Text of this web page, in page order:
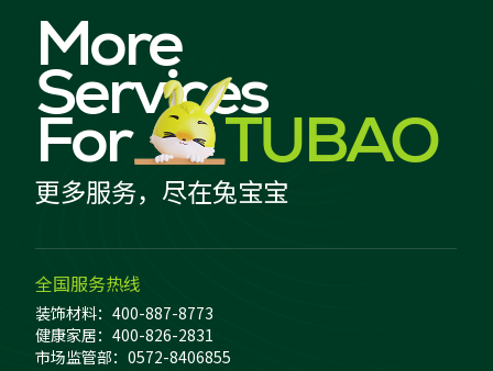
更多服务，尽在兔宝宝
More
Services
For TUBAO
全国服务热线
装饰材料：400-887-8773
健康家居：400-826-2831
市场监管部：0572-8406855